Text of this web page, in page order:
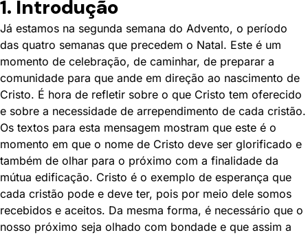
1. Introdução
Já estamos na segunda semana do Advento, o período
das quatro semanas que precedem o Natal. Este é um
momento de celebração, de caminhar, de preparar a
comunidade para que ande em direção ao nascimento de
Cristo. É hora de refletir sobre o que Cristo tem oferecido
e sobre a necessidade de arrependimento de cada cristão.
Os textos para esta mensagem mostram que este é o
momento em que o nome de Cristo deve ser glorificado e
também de olhar para o próximo com a finalidade da
mútua edificação. Cristo é o exemplo de esperança que
cada cristão pode e deve ter, pois por meio dele somos
recebidos e aceitos. Da mesma forma, é necessário que o
nosso próximo seja olhado com bondade e que assim a